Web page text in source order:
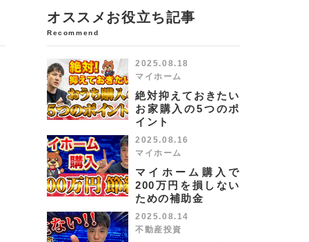
オススメお役立ち記事
Recommend
絶対抑えておきたい
お家購入の5つのポ
イント
2025.08.18
マイホーム
マイホーム購入で
200万円を損しない
ための補助金
2025.08.16
マイホーム
2025.08.14
不動産投資